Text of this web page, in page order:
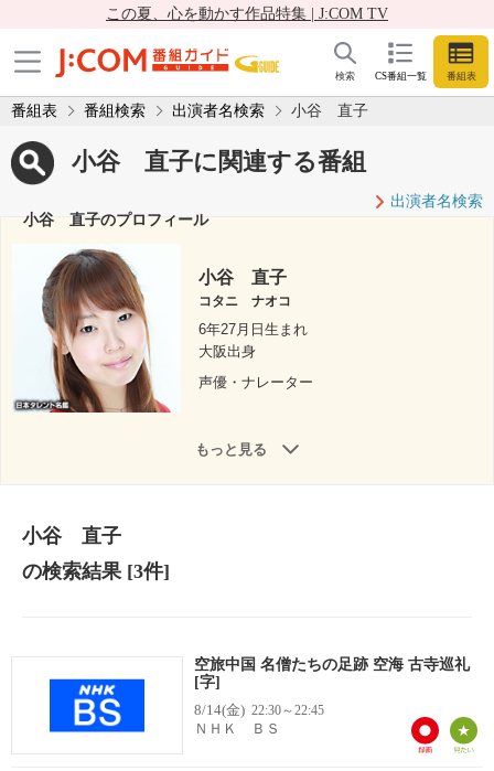
この夏、心を動かす作品特集 | J:COM TV
CS番組一覧 番組表
検索
番組表 番組検索 出演者名検索 小谷 直子
小谷 直子に関連する番組
出演者名検索
小谷 直子のプロフィール
小谷 直子
コタニ ナオコ
6年27月日生まれ
大阪出身
声優・ナレーター
もっと見る
小谷 直子
の検索結果[3件]
空旅中国 名僧たちの足跡 空海 古寺巡礼
[字]
8/14(金) 22:30～22:45
ＮＨＫ ＢＳ